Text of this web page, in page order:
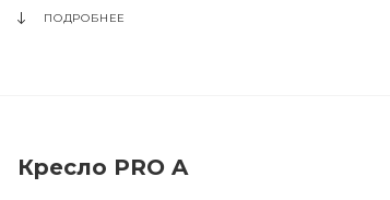
ПОДРОБНЕЕ
Кресло PRO A